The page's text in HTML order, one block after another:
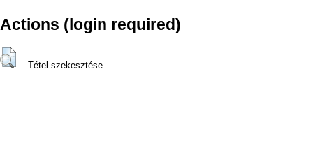
Actions (login required)
Tétel szekesztése